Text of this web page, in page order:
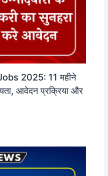
2025: 11 महीने
आवेदन प्रक्रिया और